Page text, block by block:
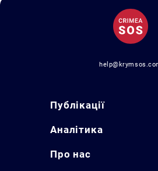
Публікації
Аналітика
Про нас